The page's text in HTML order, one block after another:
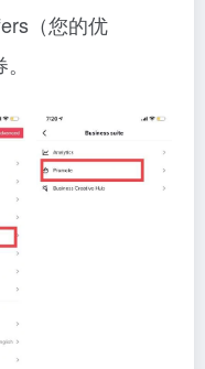
（您的优